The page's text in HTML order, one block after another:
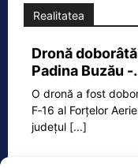
Realitatea
Dronă
Padina Buzău
O dronă a fost
F‑16 al Forțelor
județul [...]